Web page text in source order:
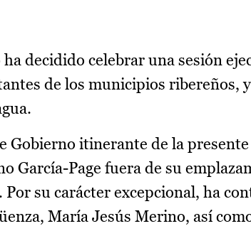
decidido celebrar una sesión
de los municipios ribereños,
Gobierno itinerante de la
García-Page fuera de su
su carácter excepcional, ha
María Jesús Merino, así